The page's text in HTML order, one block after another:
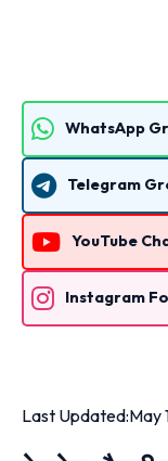
WhatsApp
Telegram
YouTube
Instagram
Last Updated:May